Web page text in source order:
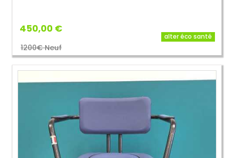
450,00 €
1200€ Neuf
alter éco santé